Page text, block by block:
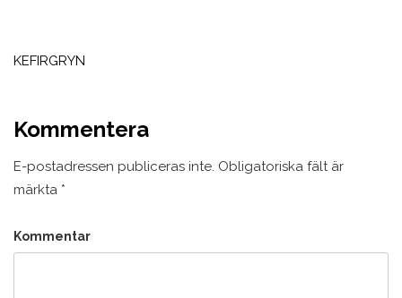
KEFIRGRYN
Kommentera
E-postadressen publiceras inte. Obligatoriska fält är
märkta *
Kommentar